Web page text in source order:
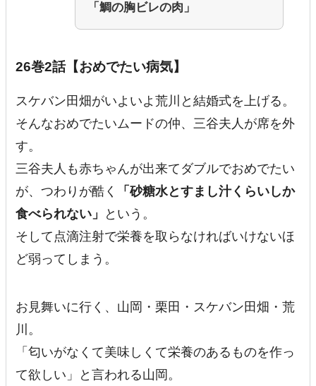
「鯛の胸ビレの肉」
26巻2話【おめでたい病気】
スケバン田畑がいよいよ荒川と結婚式を上げる。
そんなおめでたいムードの仲、三谷夫人が席を外
す。
三谷夫人も赤ちゃんが出来てダブルでおめでたい
が、つわりが酷く
「砂糖水とすまし汁くらいしか
食べられない」
という。
そして点滴注射で栄養を取らなければいけないほ
ど弱ってしまう。
お見舞いに行く、山岡・栗田・スケバン田畑・荒
川。
「匂いがなくて美味しくて栄養のあるものを作っ
て欲しい」
と言われる山岡。